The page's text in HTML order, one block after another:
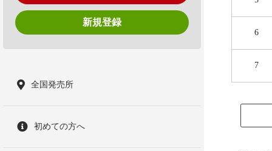
新規登録
全国発売所
初めての方へ
6
7